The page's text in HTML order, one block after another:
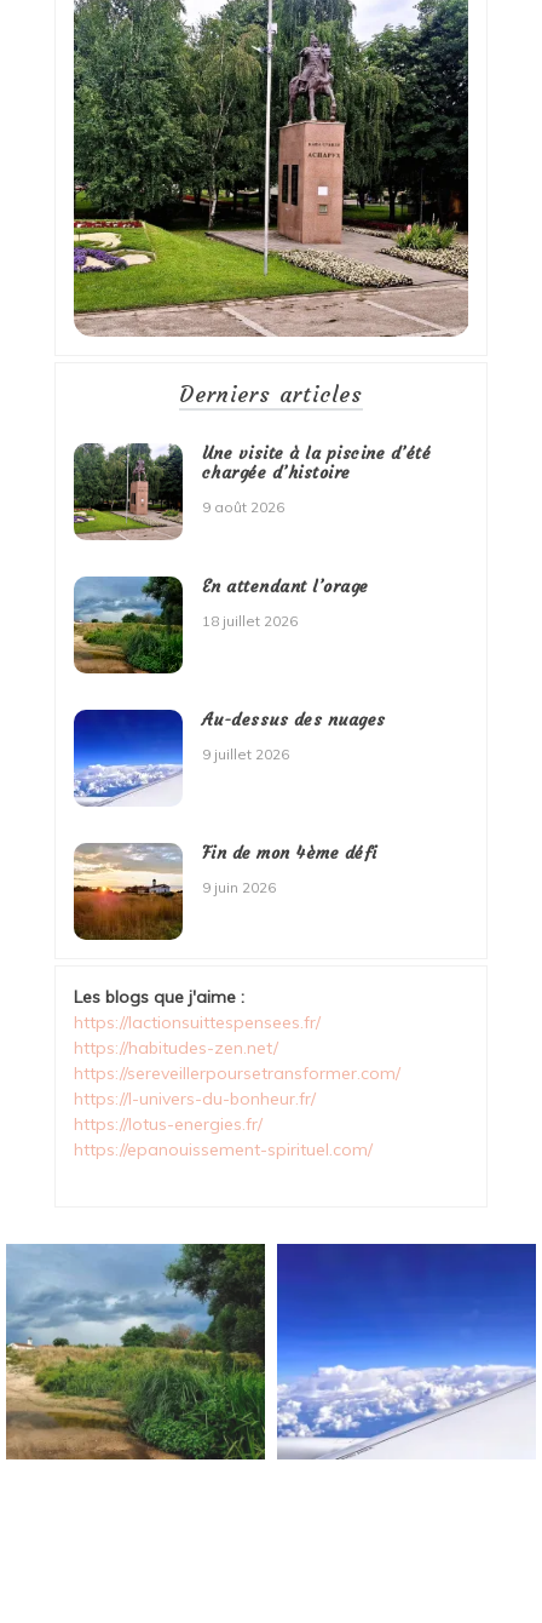
Derniers articles
Une visite à la piscine d’été
chargée d’histoire
9 août 2026
En attendant l’orage
18 juillet 2026
Au-dessus des nuages
9 juillet 2026
Fin de mon 4ème défi
9 juin 2026
Les blogs que j'aime :
https://lactionsuittespensees.fr/
https://habitudes-zen.net/
https://sereveillerpoursetransformer.com/
https://l-univers-du-bonheur.fr/
https://lotus-energies.fr/
https://epanouissement-spirituel.com/